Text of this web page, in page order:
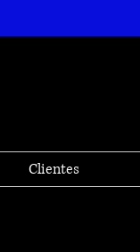
Clientes